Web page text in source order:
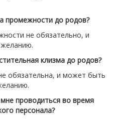
промежности до родов?
не обязательно, и
клизма до родов?
обязательна, и может быть
проводиться во время
персонала?